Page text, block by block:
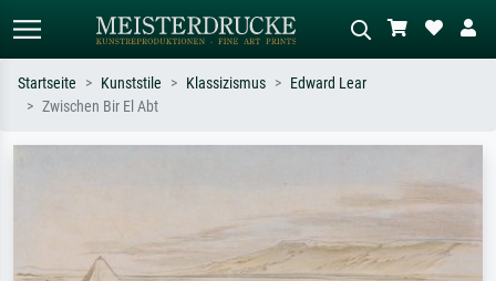
Wiese, Abstrakt mit viel Rot, Dunkles
Ölgemälde, Stehender Akt neben einem
Startseite Kunststile Klassizismus
Edward Lear
Zwischen Bir El Abt